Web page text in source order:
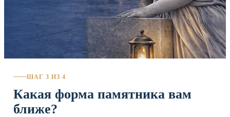
ШАГ 3 ИЗ 4
Какая форма памятника вам
ближе?